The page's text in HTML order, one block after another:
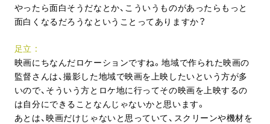
やったら面白そうだなとか、こういうものがあったらもっと
面白くなるだろうなということってありますか？
足立
映画にちなんだロケーションですね。地域で作られた映画の
監督さんは、撮影した地域で映画を上映したいという方が多
いので、そういう方とロケ地に行ってその映画を上映するの
は自分にできることなんじゃないかと思います。
あとは、映画だけじゃないと思っていて、スクリーンや機材を